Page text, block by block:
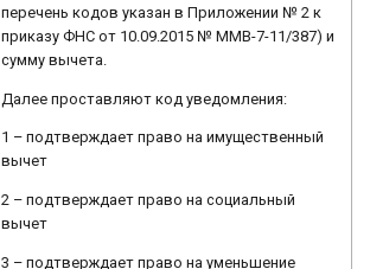
перечень кодов указан в Приложении № 2 к
приказу ФНС от 10.09.2015 № ММВ-7-11/387) и
сумму вычета.
Далее проставляют код уведомления:
1 – подтверждает право на имущественный
вычет
2 – подтверждает право на социальный
вычет
3 – подтверждает право на уменьшение